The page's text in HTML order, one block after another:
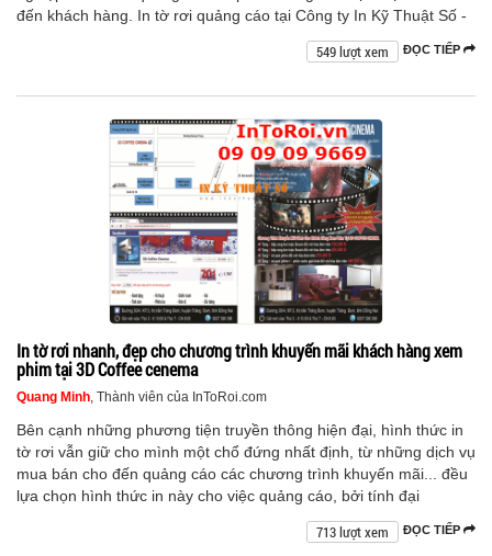
đến khách hàng. In tờ rơi quảng cáo tại Công ty In Kỹ Thuật Số -
ĐỌC TIẾP
549 lượt xem
In tờ rơi nhanh, đẹp cho chương trình khuyến mãi khách hàng xem
phim tại 3D Coffee cenema
Quang Minh , Thành viên của InToRoi.com
Bên cạnh những phương tiện truyền thông hiện đại, hình thức in
tờ rơi vẫn giữ cho mình một chổ đứng nhất định, từ những dịch vụ
mua bán cho đến quảng cáo các chương trình khuyến mãi... đều
lựa chọn hình thức in này cho việc quảng cáo, bởi tính đại
ĐỌC TIẾP
713 lượt xem